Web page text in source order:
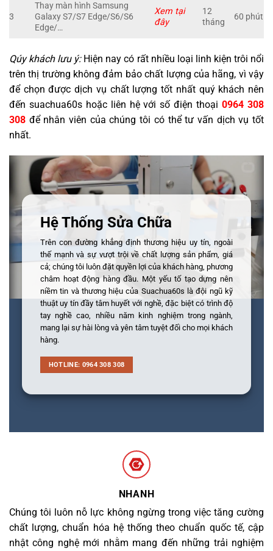
3
Thay màn hình Samsung
Galaxy S7/S7 Edge/S6/S6
Edge/…
Xem tại
đây
12
tháng
60 phút
Qúy khách lưu ý:Hiện nay có rất nhiều loại linh kiện trôi nổi
trên thị trường không đảm bảo chất lượng của hãng, vì vậy
để chọn được dịch vụ chất lượng tốt nhất quý khách nên
đến suachua60s hoặc liên hệ với số điện thoại0964 308
308 để nhân viên của chúng tôi có thể tư vấn dịch vụ tốt
nhất.
Hệ Thống Sửa Chữa
Trên con đường khẳng định thương hiệu uy tín, ngoài
thế mạnh và sự vượt trội về chất lượng sản phẩm, giá
cả; chúng tôi luôn đặt quyền lợi của khách hàng, phương
châm hoạt động hàng đầu. Một yếu tố tạo dựng nên
niềm tin và thương hiệu của Suachua60s là đội ngũ kỹ
thuật uy tín đầy tâm huyết với nghề, đặc biệt có trình độ
tay nghề cao, nhiều năm kinh nghiệm trong ngành,
mang lại sự hài lòng và yên tâm tuyệt đối cho mọi khách
hàng.
HOTLINE: 0964 308 308
NHANH
Chúng tôi luôn nỗ lực không ngừng trong việc tăng cường
chất lượng, chuẩn hóa hệ thống theo chuẩn quốc tế, cập
nhật công nghệ mới nhằm mang đến những trải nghiệm